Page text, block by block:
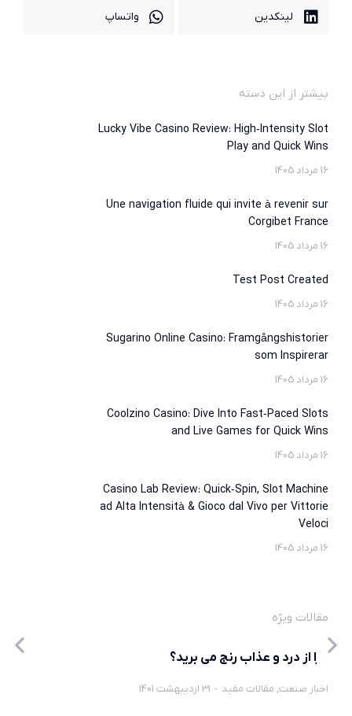
لینکدین واتساپ
بیشتر از این دسته
Lucky Vibe Casino Review: High‑Intensity Slot
Play and Quick Wins
16 مرداد 1405
Une navigation fluide qui invite à revenir sur
Corgibet France
16 مرداد 1405
Test Post Created
16 مرداد 1405
Sugarino Online Casino: Framgångshistorier
som Inspirerar
16 مرداد 1405
Coolzino Casino: Dive Into Fast‑Paced Slots
and Live Games for Quick Wins
16 مرداد 1405
Casino Lab Review: Quick‑Spin, Slot Machine
ad Alta Intensità & Gioco dal Vivo per Vittorie
Veloci
16 مرداد 1405
مقالات ویژه
چرا از درد و عذاب رنج می برید؟
اخبار صنعت, مقالات مفید 31 اردیبهشت 1401